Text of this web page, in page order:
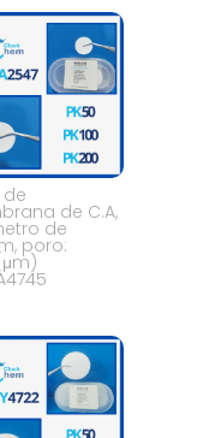
de
de C.A,
de
poro: